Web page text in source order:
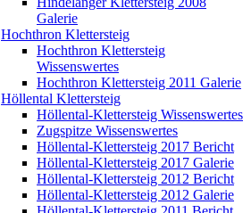
Galerie
Hochthron Klettersteig
Hochthron Klettersteig
Wissenswertes
Hochthron Klettersteig 2011 Galerie
Höllental Klettersteig
Höllental-Klettersteig Wissenswertes
Zugspitze Wissenswertes
Höllental-Klettersteig 2017 Bericht
Höllental-Klettersteig 2017 Galerie
Höllental-Klettersteig 2012 Bericht
Höllental-Klettersteig 2012 Galerie